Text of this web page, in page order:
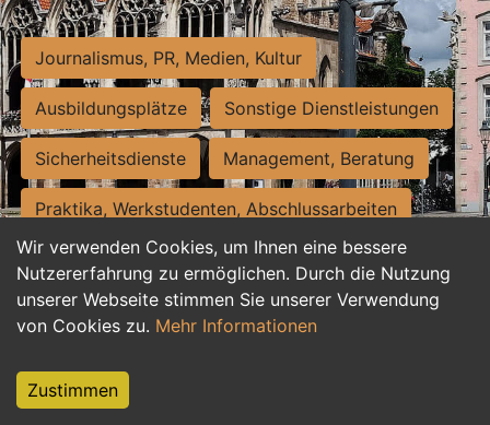
Wir verwenden Cookies, um Ihnen eine bessere
Nutzererfahrung zu ermöglichen. Durch die Nutzung
unserer Webseite stimmen Sie unserer Verwendung
von Cookies zu. Mehr Informationen
Zustimmen
Journalismus, PR, Medien, Kultur
Ausbildungsplätze Sonstige Dienstleistungen
Sicherheitsdienste Management, Beratung
Praktika, Werkstudenten, Abschlussarbeiten
Personalwesen Assistenz, Sekretariat
Hilfskräfte, Aushilfs- und Nebenjobs
Weiterbildung, Studium, duale Ausbildung